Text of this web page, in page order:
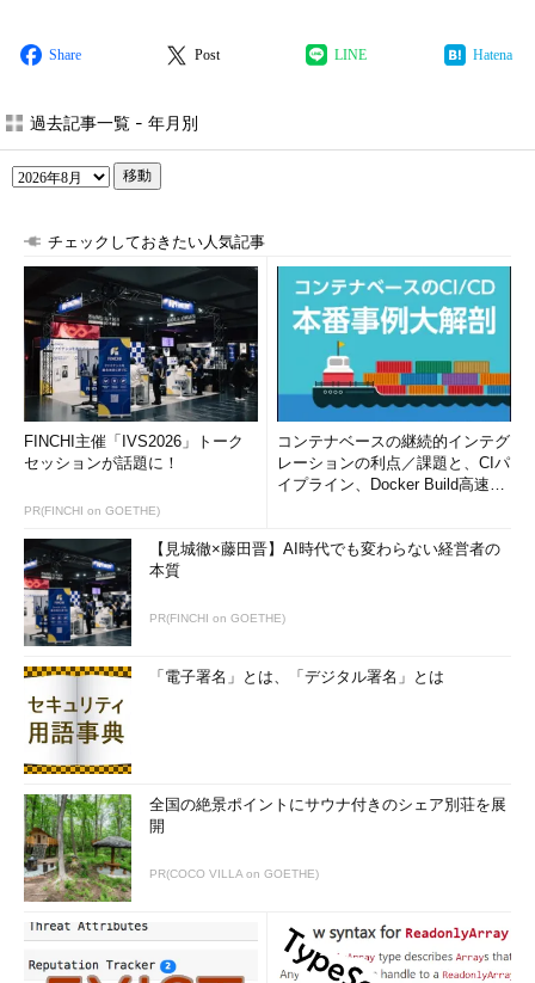
Share Post LINE Hatena
過去記事一覧 - 年月別
移動
チェックしておきたい人気記事
FINCHI主催「IVS2026」トーク
セッションが話題に！
PR(FINCHI on GOETHE)
コンテナベースの継続的インテグ
レーションの利点／課題と、CIパ
イプライン、Docker Build高速化
【見城徹×藤田晋】AI時代でも変わらない経営者の
本質
PR(FINCHI on GOETHE)
「電子署名」とは、「デジタル署名」とは
全国の絶景ポイントにサウナ付きのシェア別荘を展
開
PR(COCO VILLA on GOETHE)